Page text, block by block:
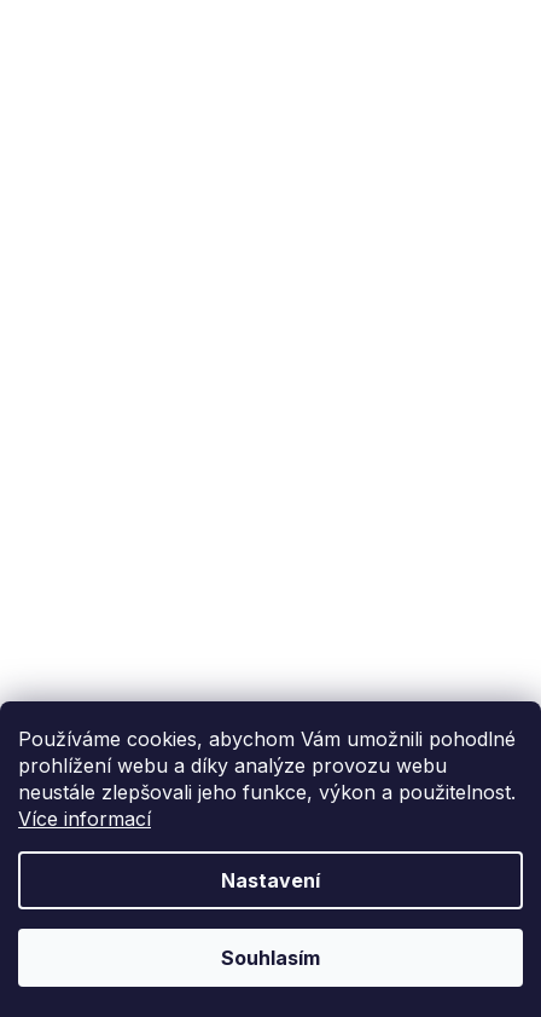
Používáme cookies, abychom Vám umožnili pohodlné
prohlížení webu a díky analýze provozu webu
neustále zlepšovali jeho funkce, výkon a použitelnost.
Více informací
Nastavení
Souhlasím